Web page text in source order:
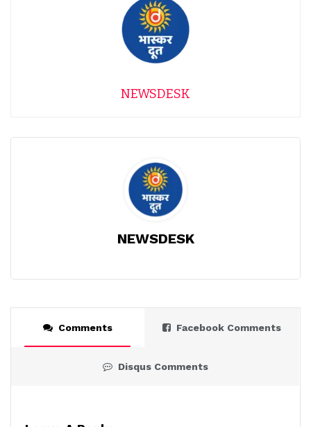
NEWSDESK
NEWSDESK
Comments Facebook Comments
Disqus Comments